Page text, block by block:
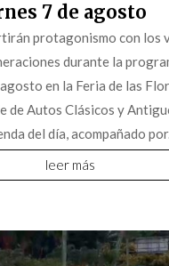
7 de agosto
protagonismo con los
durante la
en la Feria de las
de Autos Clásicos y
del día, acompañado
leer más